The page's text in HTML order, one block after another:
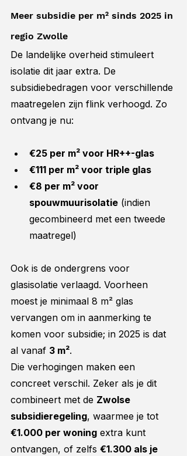
Meer subsidie per m² sinds 2025 in
regio Zwolle
De landelijke overheid stimuleert
isolatie dit jaar extra. De
subsidiebedragen voor verschillende
maatregelen zijn flink verhoogd. Zo
ontvang je nu:
€25 per m² voor HR++-glas
€111 per m² voor triple glas
€8 per m² voor
spouwmuurisolatie (indien
gecombineerd met een tweede
maatregel)
Ook is de ondergrens voor
glasisolatie verlaagd. Voorheen
moest je minimaal 8 m² glas
vervangen om in aanmerking te
komen voor subsidie; in 2025 is dat
al vanaf 3 m².
Die verhogingen maken een
concreet verschil. Zeker als je dit
combineert met de Zwolse
subsidieregeling, waarmee je tot
€1.000 per woning extra kunt
ontvangen, of zelfs €1.300 als je